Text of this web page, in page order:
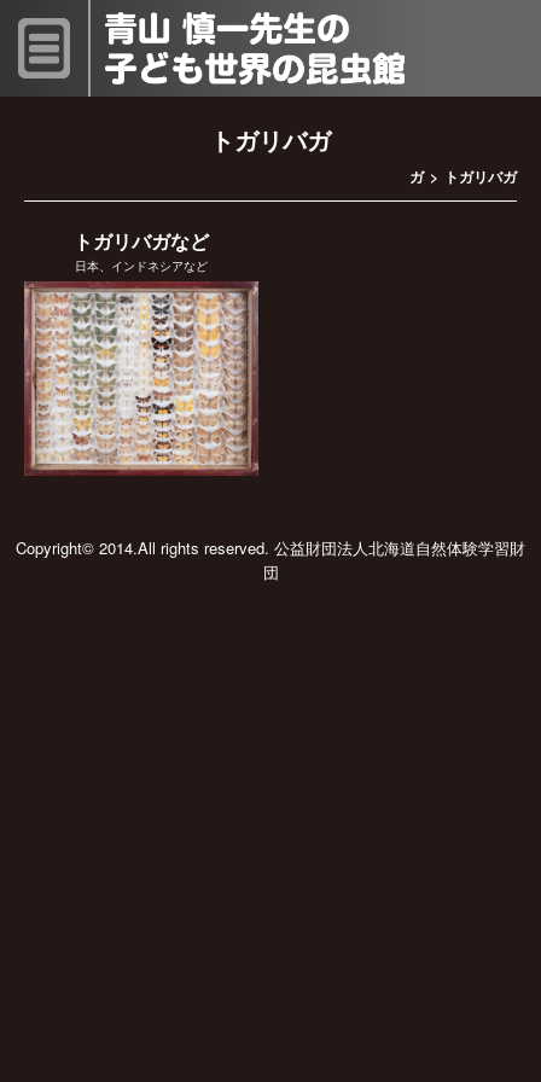
トガリバガ
ガ トガリバガ
トガリバガなど
日本、インドネシアなど
Copyright© 2014.All rights reserved. 公益財団法人北海道自然体験学習財
団